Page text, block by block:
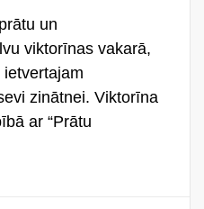
un
viktorīnas vakarā,
zinātnei. Viktorīna
ar “Prātu